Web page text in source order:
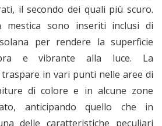
il secondo dei quali più scuro.
mestica sono inseriti inclusi di
per rendere la superficie
e vibrante alla luce. La
in vari punti nelle aree di
di colore e in alcune zone
anticipando quello che in
delle caratteristiche peculiari